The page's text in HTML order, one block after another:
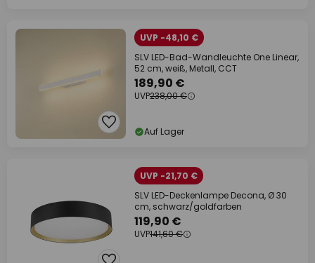
UVP -48,10 €
SLV LED-Bad-Wandleuchte One Linear,
52 cm, weiß, Metall, CCT
189,90 €
UVP238,00 €
Auf Lager
UVP -21,70 €
SLV LED-Deckenlampe Decona, Ø 30
cm, schwarz/goldfarben
119,90 €
UVP141,60 €